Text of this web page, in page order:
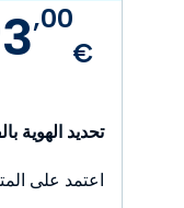
,00
€
تحديد الهوية
اعتمد على